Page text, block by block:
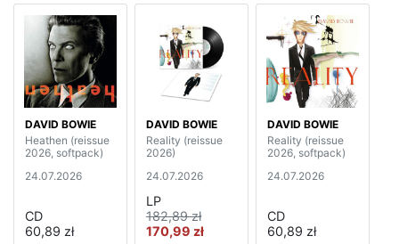
DAVID BOWIE
Heathen (reissue
2026, softpack)
24.07.2026
CD
60,89 zł
DAVID BOWIE
Reality (reissue
2026)
24.07.2026
LP
182,89 zł
170,99 zł
DAVID BOWIE
Reality (reissue
2026, softpack)
24.07.2026
CD
60,89 zł